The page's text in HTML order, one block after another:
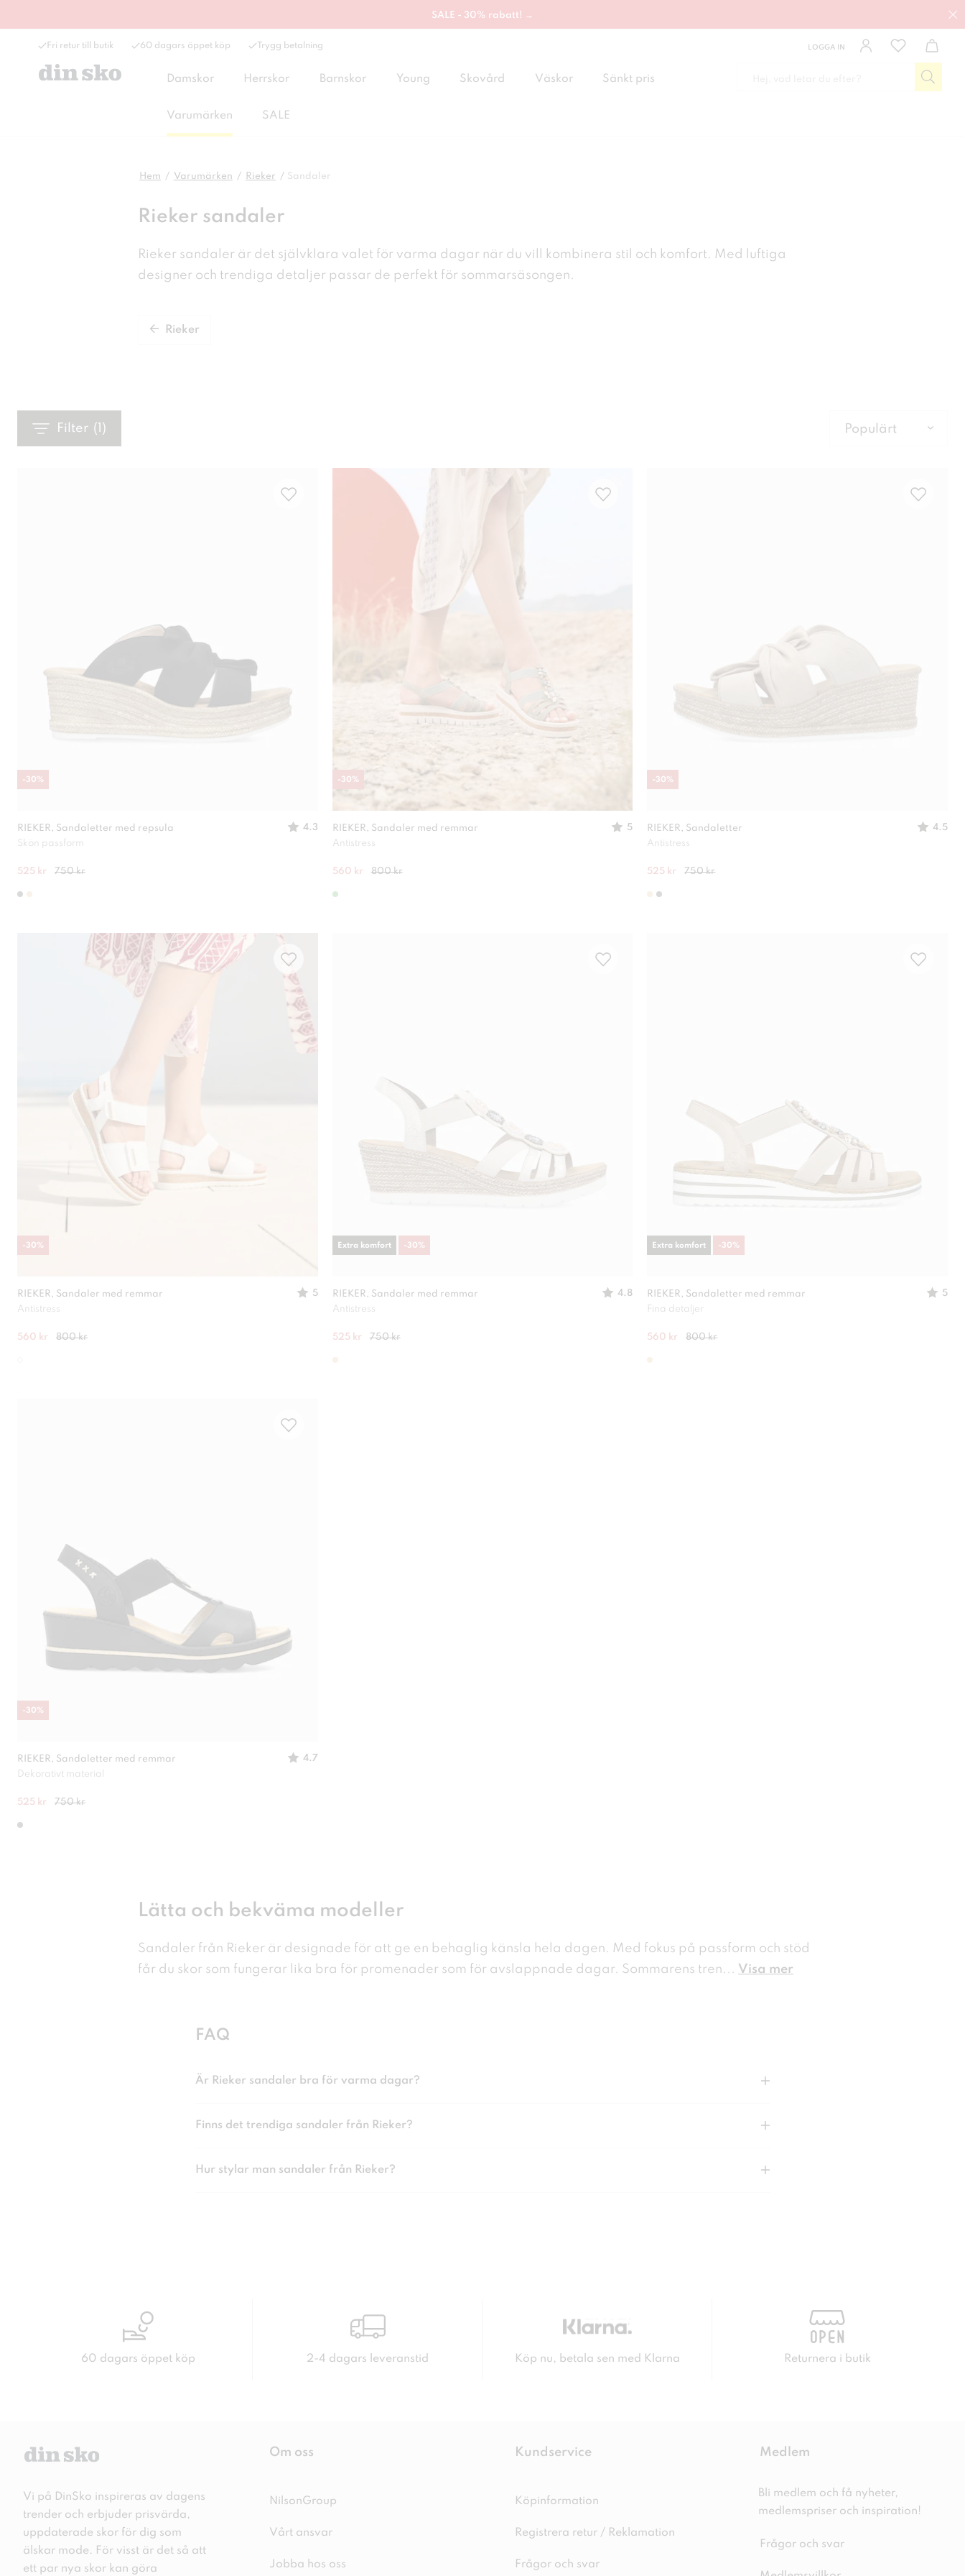
SALE - 30% rabatt! →
Fri retur till butik 60 dagars öppet köp Trygg betalning LOGGA IN
Damskor Herrskor Barnskor Young Skovård Väskor Sänkt pris
Varumärken SALE
Hem Varumärken Rieker Sandaler
Rieker sandaler
Rieker sandaler är det självklara valet för varma dagar när du vill
kombinera stil och komfort. Med luftiga
designer och trendiga detaljer passar de perfekt för sommarsäsongen.
Rieker
Filter ( )
Populärt
RIEKER, Sandaletter med repsula
4.3
Skön passform
525 kr 750 kr
-30%
RIEKER, Sandaler med remmar
5
Antistress
560 kr 800 kr
-30%
RIEKER, Sandaletter
4.5
Antistress
525 kr 750 kr
-30%
RIEKER, Sandaler med remmar
5
Antistress
560 kr 800 kr
-30%
RIEKER, Sandaler med remmar
4.8
Antistress
525 kr 750 kr
Extra komfort -30%
RIEKER, Sandaletter med remmar
5
Fina detaljer
560 kr 800 kr
Extra komfort -30%
RIEKER, Sandaletter med remmar
4.7
Dekorativt material
525 kr 750 kr
-30%
Lätta och bekväma modeller
Sandaler från Rieker är designade för att ge en behaglig känsla hela dagen. Med fokus på passform och stöd
får du skor som fungerar lika bra för promenader som för avslappnade dagar. Sommarens tren... Visa mer
FAQ
Är Rieker sandaler bra för varma dagar?
Finns det trendiga sandaler från Rieker?
Hur stylar man sandaler från Rieker?
60 dagars öppet köp 2-4 dagars leveranstid Köp nu, betala sen med Klarna Returnera i butik
Vi på DinSko inspireras av dagens
trender och erbjuder prisvärda,
uppdaterade skor för dig som
älskar mode. För visst är det så att
ett par nya skor kan göra
Om oss
NilsonGroup
Vårt ansvar
Jobba hos oss
Kundservice
Köpinformation
Registrera retur / Reklamation
Frågor och svar
Medlem
Bli medlem och få nyheter,
medlemspriser och inspiration!
Frågor och svar